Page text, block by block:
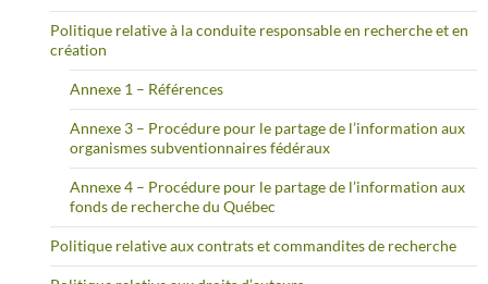
Politique relative à la conduite responsable en recherche et en
création
Annexe 1 – Références
Annexe 3 – Procédure pour le partage de l’information aux
organismes subventionnaires fédéraux
Annexe 4 – Procédure pour le partage de l’information aux
fonds de recherche du Québec
Politique relative aux contrats et commandites de recherche